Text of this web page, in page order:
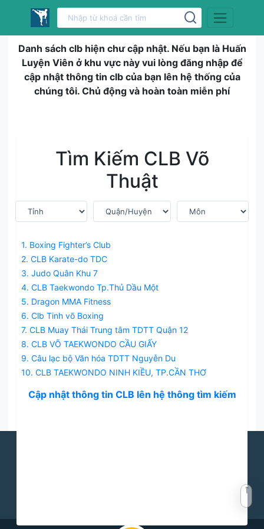
Danh sách clb hiện chư cập nhật. Nếu bạn là Huấn
Luyện Viên ở khu vực này vui lòng đăng nhập để
cập nhật thông tin clb của bạn lên hệ thống của
chúng tôi. Chủ động và hoàn toàn miễn phí
Tìm Kiếm CLB Võ
Thuật
1. Boxing Fighter’s Club
2. CLB Karate-do TDC
3. Judo Quân Khu 7
4. CLB Taekwondo Tp.Thủ Dầu Một
5. Dragon MMA Fitness
6. Clb Tinh võ Boxing
7. CLB Muay Thái Trung tâm TDTT Quận 12
8. CLB VÕ TAEKWONDO CẦU GIẤY
9. Câu lạc bộ Văn hóa TDTT Nguyễn Du
10. CLB TAEKWONDO NINH KIỀU, TP.CẦN THƠ
Cập nhật thông tin CLB lên hệ thông tìm kiếm